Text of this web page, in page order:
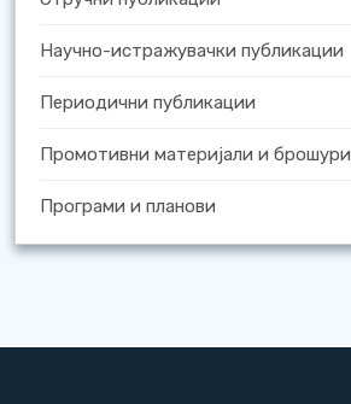
Научно-истражувачки публикации
Периодични публикации
Промотивни материјали и брошури
Програми и планови